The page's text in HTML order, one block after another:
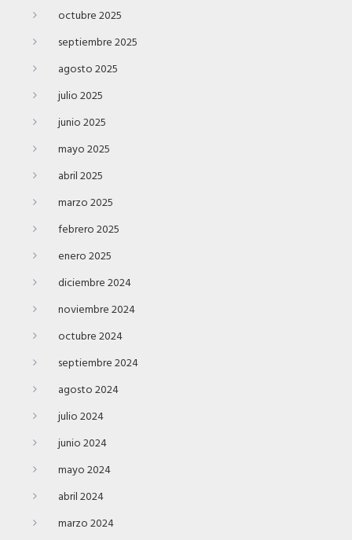
octubre 2025
septiembre 2025
agosto 2025
julio 2025
junio 2025
mayo 2025
abril 2025
marzo 2025
febrero 2025
enero 2025
diciembre 2024
noviembre 2024
octubre 2024
septiembre 2024
agosto 2024
julio 2024
junio 2024
mayo 2024
abril 2024
marzo 2024